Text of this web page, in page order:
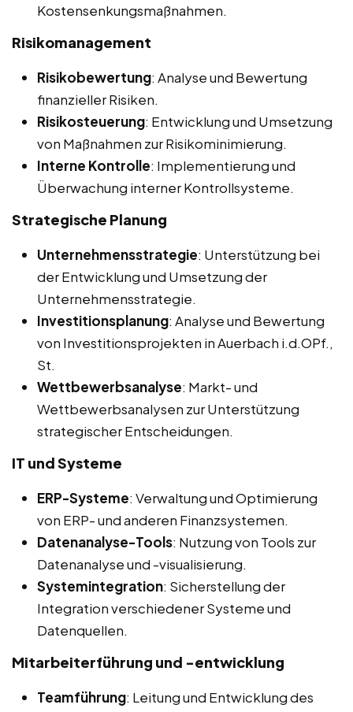
Kostensenkungsmaßnahmen.
Risikomanagement
Risikobewertung: Analyse und Bewertung
finanzieller Risiken.
Risikosteuerung: Entwicklung und Umsetzung
von Maßnahmen zur Risikominimierung.
Interne Kontrolle: Implementierung und
Überwachung interner Kontrollsysteme.
Strategische Planung
Unternehmensstrategie: Unterstützung bei
der Entwicklung und Umsetzung der
Unternehmensstrategie.
Investitionsplanung: Analyse und Bewertung
von Investitionsprojekten in Auerbach i.d.OPf.,
St.
Wettbewerbsanalyse: Markt- und
Wettbewerbsanalysen zur Unterstützung
strategischer Entscheidungen.
IT und Systeme
ERP-Systeme: Verwaltung und Optimierung
von ERP- und anderen Finanzsystemen.
Datenanalyse-Tools: Nutzung von Tools zur
Datenanalyse und -visualisierung.
Systemintegration: Sicherstellung der
Integration verschiedener Systeme und
Datenquellen.
Mitarbeiterführung und -entwicklung
Teamführung: Leitung und Entwicklung des